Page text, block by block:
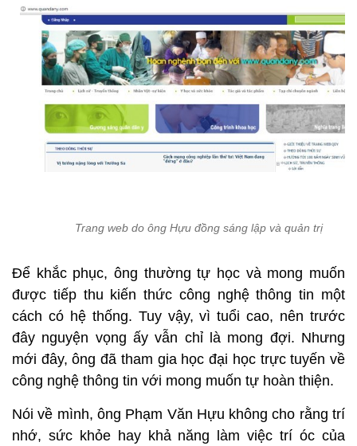
Trang web do ông Hựu đồng sáng lập và quản trị
Để khắc phục, ông thường tự học và mong muốn
được tiếp thu kiến thức công nghệ thông tin một
cách có hệ thống. Tuy vậy, vì tuổi cao, nên trước
đây nguyện vọng ấy vẫn chỉ là mong đợi. Nhưng
mới đây, ông đã tham gia học đại học trực tuyến về
công nghệ thông tin với mong muốn tự hoàn thiện.
Nói về mình, ông Phạm Văn Hựu không cho rằng trí
nhớ, sức khỏe hay khả năng làm việc trí óc của